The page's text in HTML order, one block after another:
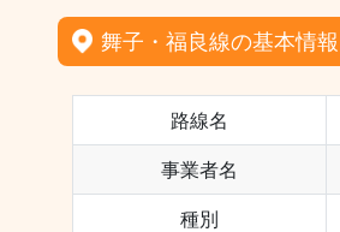
舞子・福良線の基本情報
路線名
事業者名
種別